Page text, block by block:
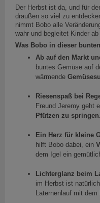
Der Herbst ist da, und für
draußen so viel zu
nimmt Bobo alle
wahr und begleitet Kinder
Was Bobo in dieser
Ab auf den Markt
buntes Gemüse auf
wärmende
Riesenspaß bei
Freund Jeremy geht
Pfützen zu springen.
Ein Herz für kleine
hilft Bobo dabei, ein
dem Igel ein
Lichterglanz beim
im Herbst ist
Laternenlauf mit dem